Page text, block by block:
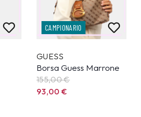
CAMPIONARIO
GUESS
Borsa Guess Marrone
155,00€
93,00€